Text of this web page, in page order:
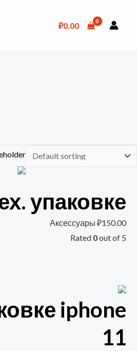
₽0.00
упаковке
Аксессуары ₽150.00
Rated 0out of 5
iphone
11